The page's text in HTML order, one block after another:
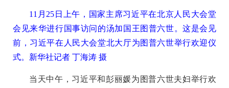
11月25日上午，国家主席习近平在北京人民大会堂
会见来华进行国事访问的汤加国王图普六世。这是会见
前，习近平在人民大会堂北大厅为图普六世举行欢迎仪
式。 新华社记者 丁海涛 摄
当天中午，习近平和彭丽媛为图普六世夫妇举行欢